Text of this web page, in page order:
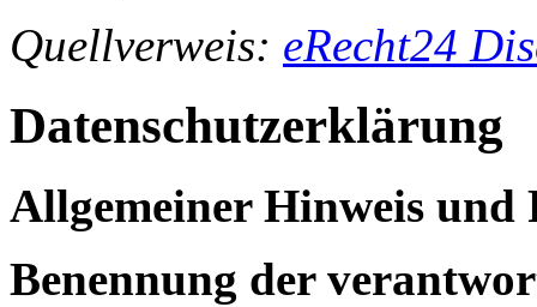
Quellverweis: eRecht24
Datenschutzerklärung
Allgemeiner Hinweis
Benennung der